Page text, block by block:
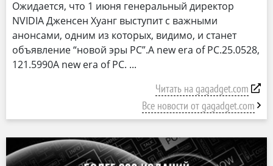
Ожидается, что 1 июня генеральный директор
NVIDIA Дженсен Хуанг выступит с важными
анонсами, одним из которых, видимо, и станет
объявление “новой эры PC”.A new era of PC.25.0528,
121.5990A new era of PC.
Читать на gagadget.com
Все новости от gagadget.com